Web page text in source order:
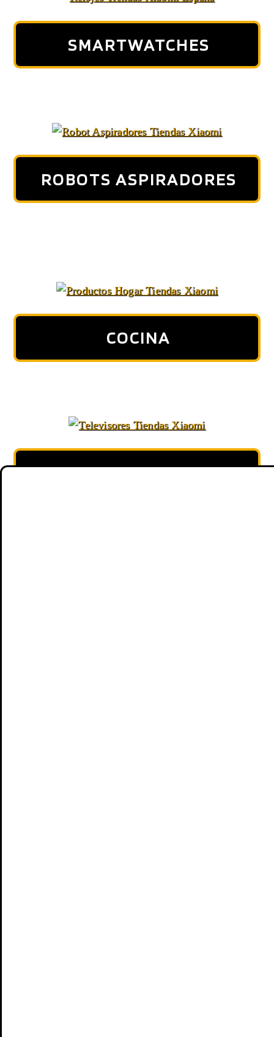
SMARTWATCHES
ROBOTS ASPIRADORES
COCINA
TELEVISORES